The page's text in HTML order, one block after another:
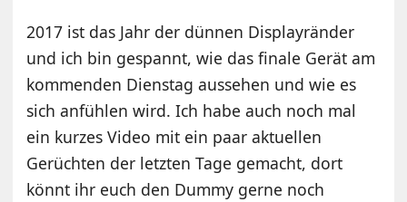
2017 ist das Jahr der dünnen Displayränder
und ich bin gespannt, wie das finale Gerät am
kommenden Dienstag aussehen und wie es
sich anfühlen wird. Ich habe auch noch mal
ein kurzes Video mit ein paar aktuellen
Gerüchten der letzten Tage gemacht, dort
könnt ihr euch den Dummy gerne noch